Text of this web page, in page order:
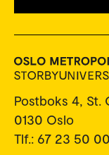
Postboks 4, St.
0130 Oslo
Tlf.: 67 23 50 00